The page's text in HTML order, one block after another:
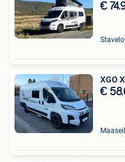
€
XGO
€